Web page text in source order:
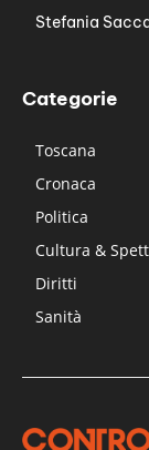
Stefania
Categorie
Toscana
Cronaca
Politica
Cultura &
Diritti
Sanità